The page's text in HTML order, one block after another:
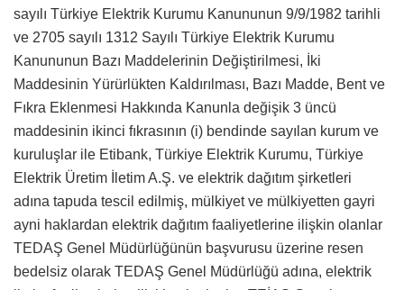
sayılı Türkiye Elektrik Kurumu Kanununun 9/9/1982 tarihli
ve 2705 sayılı 1312 Sayılı Türkiye Elektrik Kurumu
Kanununun Bazı Maddelerinin Değiştirilmesi, İki
Maddesinin Yürürlükten Kaldırılması, Bazı Madde, Bent ve
Fıkra Eklenmesi Hakkında Kanunla değişik 3 üncü
maddesinin ikinci fıkrasının (i) bendinde sayılan kurum ve
kuruluşlar ile Etibank, Türkiye Elektrik Kurumu, Türkiye
Elektrik Üretim İletim A.Ş. ve elektrik dağıtım şirketleri
adına tapuda tescil edilmiş, mülkiyet ve mülkiyetten gayri
ayni haklardan elektrik dağıtım faaliyetlerine ilişkin olanlar
TEDAŞ Genel Müdürlüğünün başvurusu üzerine resen
bedelsiz olarak TEDAŞ Genel Müdürlüğü adına, elektrik